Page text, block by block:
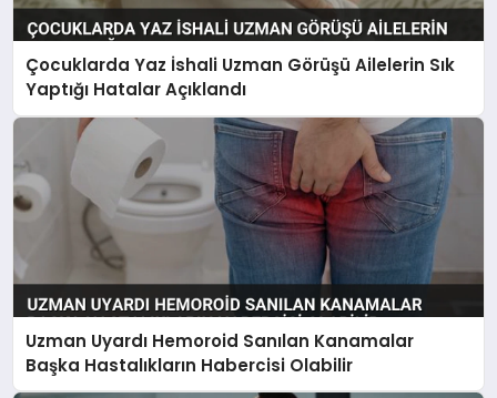
Çocuklarda Yaz İshali Uzman Görüşü Ailelerin Sık
Yaptığı Hatalar Açıklandı
Uzman Uyardı Hemoroid Sanılan Kanamalar
Başka Hastalıkların Habercisi Olabilir